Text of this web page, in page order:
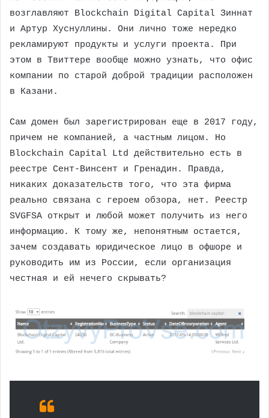
возглавляют Blockchain Digital Capital Зиннат
и Артур Хуснуллины. Они лично тоже нередко
рекламируют продукты и услуги проекта. При
этом в Твиттере вообще можно узнать, что офис
компании по старой доброй традиции расположен
в Казани.
Сам домен был зарегистрирован еще в 2017 году,
причем не компанией, а частным лицом. Но
Blockchain Capital Ltd действительно есть в
реестре Сент-Винсент и Гренадин. Правда,
никаких доказательств того, что эта фирма
реально связана с героем обзора, нет. Реестр
SVGFSA открыт и любой может получить из него
информацию. К тому же, непонятным остается,
зачем создавать юридическое лицо в офшоре и
руководить им из России, если организация
честная и ей нечего скрывать?